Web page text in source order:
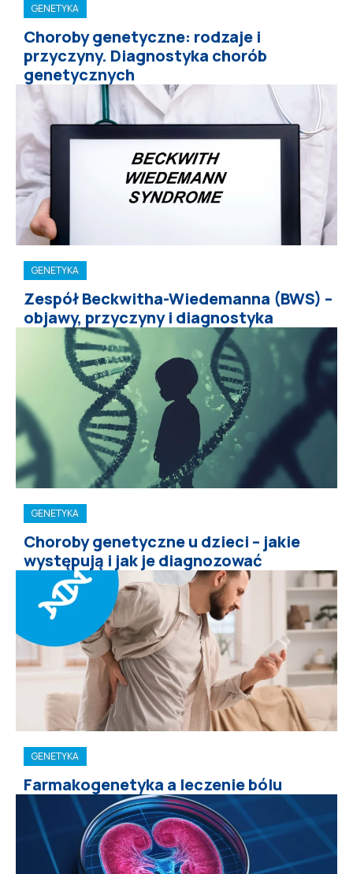
GENETYKA
Choroby genetyczne: rodzaje i
przyczyny. Diagnostyka chorób
genetycznych
GENETYKA
Zespół Beckwitha-Wiedemanna (BWS) –
objawy, przyczyny i diagnostyka
GENETYKA
Choroby genetyczne u dzieci – jakie
występują i jak je diagnozować
GENETYKA
Farmakogenetyka a leczenie bólu